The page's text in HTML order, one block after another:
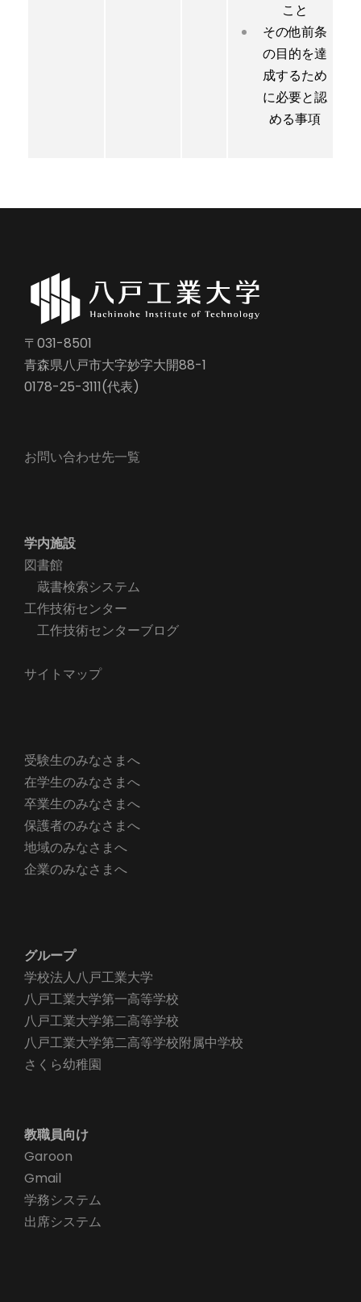
こと
その他前条
の目的を達
成するため
に必要と認
める事項
〒031-8501
青森県八戸市大字妙字大開88-1
0178-25-3111(代表)
お問い合わせ先一覧
学内施設
図書館
蔵書検索システム
工作技術センター
工作技術センターブログ
サイトマップ
受験生のみなさまへ
在学生のみなさまへ
卒業生のみなさまへ
保護者のみなさまへ
地域のみなさまへ
企業のみなさまへ
グループ
学校法人八戸工業大学
八戸工業大学第一高等学校
八戸工業大学第二高等学校
八戸工業大学第二高等学校附属中学校
さくら幼稚園
教職員向け
Garoon
Gmail
学務システム
出席システム